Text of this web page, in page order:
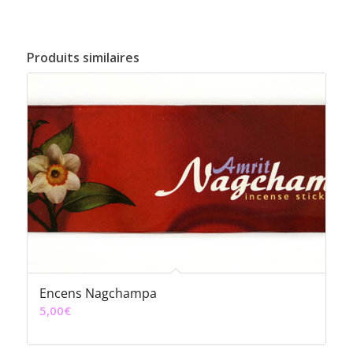
Produits similaires
Encens Nagchampa
5,00€